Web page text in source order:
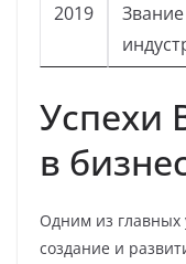
2019
Успехи
в
Одним из главных
создание и